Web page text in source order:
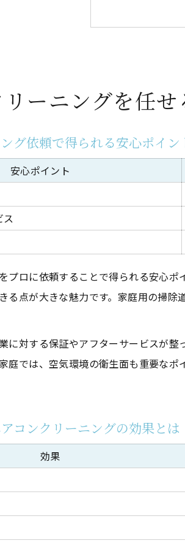
健康面
自分で
プロの
セルフ
ファン
家族の健康
家族の
カビ・
子ども
エアコ
電気代節約
電気代
セルフ
セルフ掃除
セルフ
エアコ
ーニングを任
グ依頼で得られる安心ポイン
安心ポイント
ス
プロに依頼することで得られる安心
る点が大きな魅力です。家庭用の掃
に対する保証やアフターサービスが
庭では、空気環境の衛生面も重要な
コンクリーニングの効果とは
効果